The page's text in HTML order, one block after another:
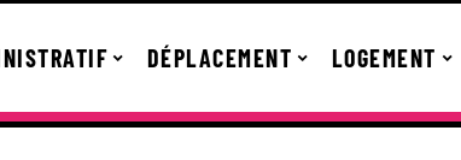
DÉPLACEMENT LOGEMENT